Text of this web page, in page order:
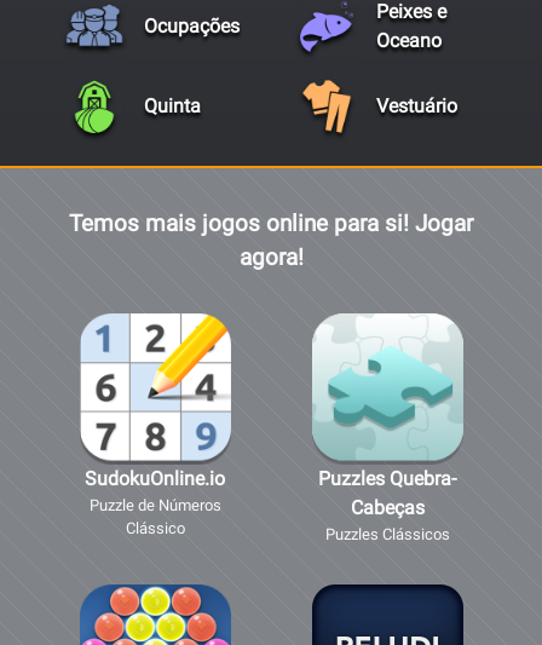
Ocupações
Peixes e
Oceano
Quinta Vestuário
Temos mais jogos online para si! Jogar
agora!
SudokuOnline.io
Puzzle de Números
Clássico
Puzzles Quebra-
Cabeças
Puzzles Clássicos